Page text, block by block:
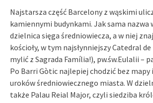
Najstarsza część Barcelony z wąskimi
kamiennymi budynkami. Jak sama nazwa
dzielnica sięga średniowiecza, a w niej
kościoły, w tym najsłynniejszy Catedral
mylić z Sagrada Família!), pw.św.Eulalii –
Po Barri Gòtic najlepiej chodzić bez mapy
uroków średniowiecznego miasta. W
także Palau Reial Major, czyli siedziba